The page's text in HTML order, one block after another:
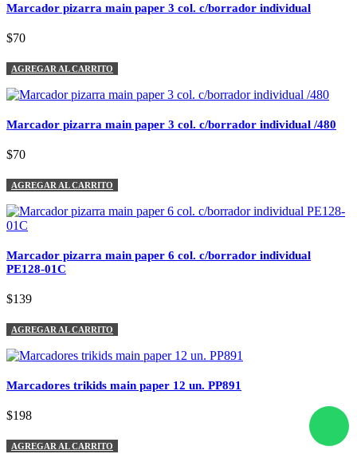
Marcador pizarra main paper 3 col. c/borrador individual
$70
AGREGAR AL CARRITO
Marcador pizarra main paper 3 col. c/borrador individual /480
$70
AGREGAR AL CARRITO
Marcador pizarra main paper 6 col. c/borrador individual
PE128-01C
$139
AGREGAR AL CARRITO
Marcadores trikids main paper 12 un. PP891
$198
AGREGAR AL CARRITO